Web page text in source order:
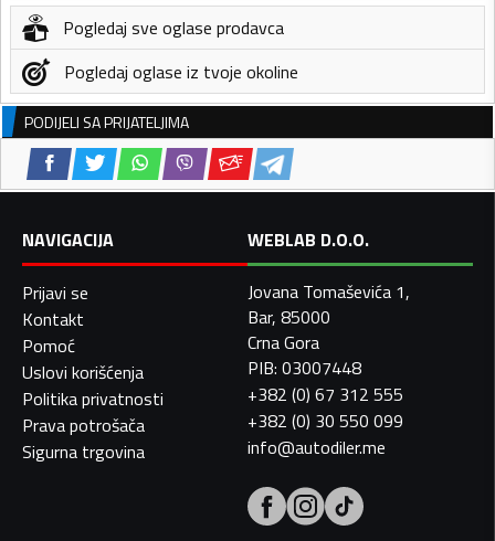
Pogledaj sve oglase prodavca
Pogledaj oglase iz tvoje okoline
PODIJELI SA PRIJATELJIMA
NAVIGACIJA
Prijavi se
Kontakt
Pomoć
Uslovi korišćenja
Politika privatnosti
Prava potrošača
Sigurna trgovina
WEBLAB D.O.O.
Jovana Tomaševića 1,
Bar, 85000
Crna Gora
PIB: 03007448
+382 (0) 67 312 555
+382 (0) 30 550 099
info@autodiler.me